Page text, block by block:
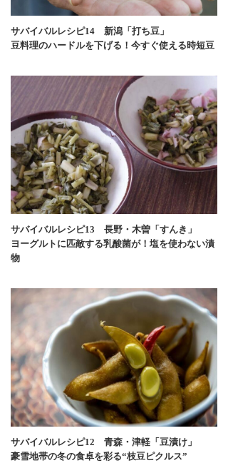
サバイバルレシピ14 新潟「打ち豆」
豆料理のハードルを下げる！今すぐ使える時短豆
サバイバルレシピ13 長野・木曽「すんき」
ヨーグルトに匹敵する乳酸菌が！塩を使わない漬
物
サバイバルレシピ12 青森・津軽「⾖漬け」
豪雪地帯の冬の食卓を彩る“枝豆ピクルス”